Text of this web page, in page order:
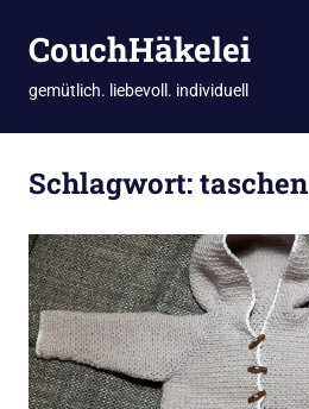
Inhalt
CouchHäkelei
gemütlich. liebevoll. individuell
Schlagwort:taschen